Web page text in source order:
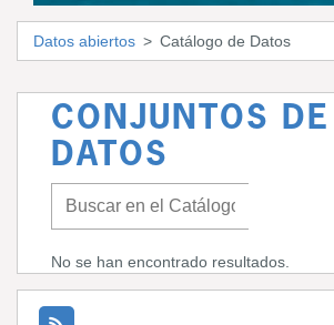
Datos abiertos Catálogo de Datos
CONJUNTOS DE
DATOS
No se han encontrado resultados.